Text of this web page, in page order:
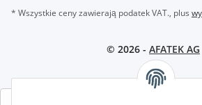
* Wszystkie ceny zawierają podatek VAT., plus
© 2026 - AFATEK AG